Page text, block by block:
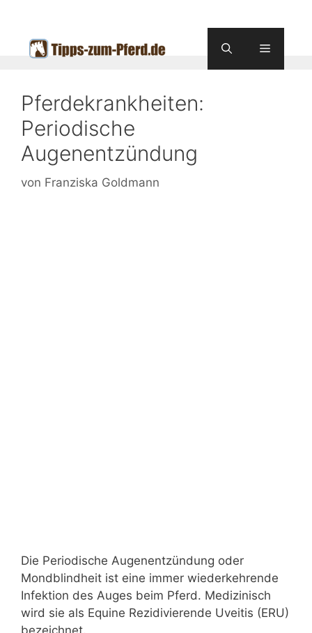
springen
Menü
Pferdekrankheiten:
Periodische
Augenentzündung
von Franziska Goldmann
Die Periodische Augenentzündung oder
Mondblindheit ist eine immer wiederkehrende
Infektion des Auges beim Pferd. Medizinisch
wird sie als Equine Rezidivierende Uveitis (ERU)
bezeichnet.